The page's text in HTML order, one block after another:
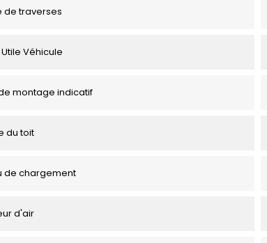
de traverses
Véhicule
montage indicatif
du toit
de chargement
d'air